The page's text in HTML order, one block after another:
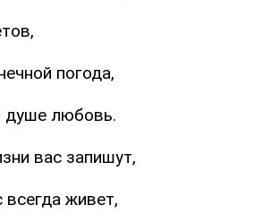
погода,
душе любовь.
вас запишут,
всегда живет,